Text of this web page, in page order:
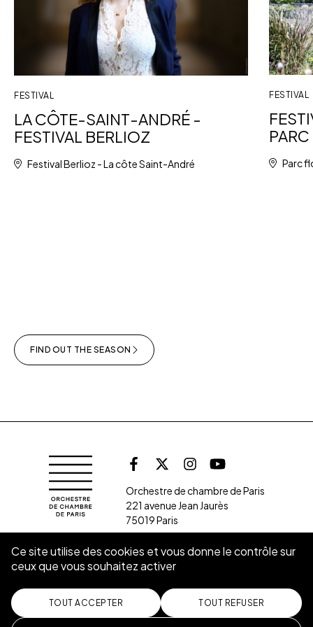
FESTIVAL
LA CÔTE-SAINT-ANDRÉ -
FESTIVAL BERLIOZ
Festival Berlioz - La côte Saint-André
FESTIVAL
Parc
FIND OUT THE SEASON
Orchestre de chambre de Paris
Follow us on
FacebookX (Twitter)
InstagramYoutube
Orchestre de chambre de Paris
221 avenue Jean Jaurès
75019 Paris
SUBSCRIBE TO THE NEWSLETTER
Jobs Legal mentions Cookies
Ce site utilise des cookies et vous donne le contrôle sur
ceux que vous souhaitez activer
TOUT ACCEPTER TOUT REFUSER